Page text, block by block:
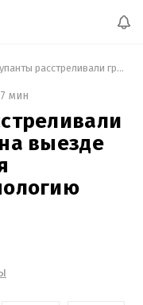
Как оккупанты расстреливали гражданские авто на выезде из Ирпеня: полиция воспроизвела хронологию событий
7 мин
выезде